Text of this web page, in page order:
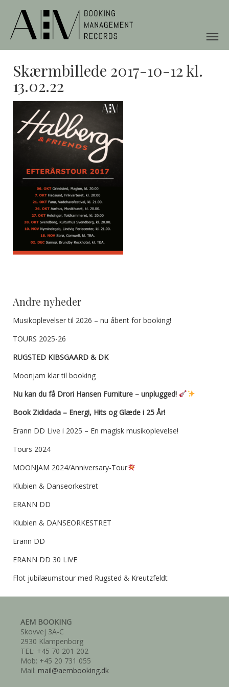
Skærmbillede 2017-10-12 kl.
13.02.22
Andre nyheder
Musikoplevelser til 2026 – nu åbent for booking!
TOURS 2025-26
RUGSTED KIBSGAARD & DK
Moonjam klar til booking
Nu kan du få Drori Hansen Furniture – unplugged!
Book Zididada – Energi, Hits og Glæde i 25 År!
Erann DD Live i 2025 – En magisk musikoplevelse!
Tours 2024
MOONJAM 2024/Anniversary-Tour
Klubien & Danseorkestret
ERANN DD
Klubien & DANSEORKESTRET
Erann DD
ERANN DD 30 LIVE
Flot jubilæumstour med Rugsted & Kreutzfeldt
AEM BOOKING
Skovvej 3A-C
2930 Klampenborg
TEL: +45 70 201 202
Mob: +45 20 731 055
Mail: mail@aembooking.dk